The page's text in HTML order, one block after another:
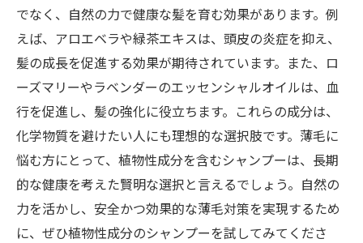
でなく、自然の力で健康な髪を育む効果があります。例
えば、アロエベラや緑茶エキスは、頭皮の炎症を抑え、
髪の成長を促進する効果が期待されています。また、ロ
ーズマリーやラベンダーのエッセンシャルオイルは、血
行を促進し、髪の強化に役立ちます。これらの成分は、
化学物質を避けたい人にも理想的な選択肢です。薄毛に
悩む方にとって、植物性成分を含むシャンプーは、長期
的な健康を考えた賢明な選択と言えるでしょう。自然の
力を活かし、安全かつ効果的な薄毛対策を実現するため
に、ぜひ植物性成分のシャンプーを試してみてくださ